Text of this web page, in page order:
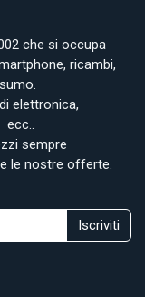
che si occupa
ricambi,
elettronica,
sempre
le nostre offerte.
Iscriviti